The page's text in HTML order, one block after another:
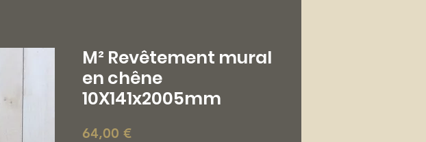
M² Revêtement mural
en chêne
10X141x2005mm
64,00 €Prix